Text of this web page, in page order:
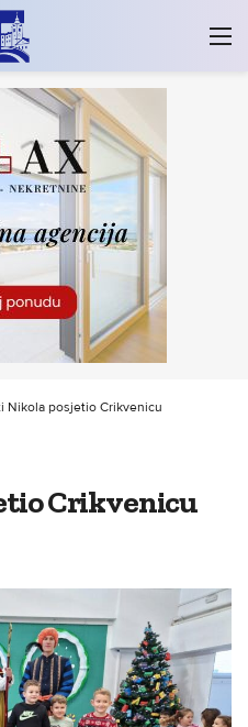
Nikola posjetio Crikvenicu
Crikvenicu